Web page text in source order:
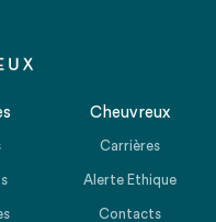
Cheuvreux
Carrières
Alerte Ethique
Contacts